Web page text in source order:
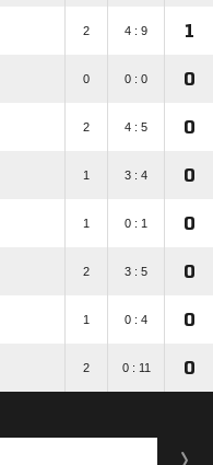
2 4 : 9 1
0 0 : 0 0
2 4 : 5 0
1 3 : 4 0
1 0 : 1 0
2 3 : 5 0
1 0 : 4 0
2 0 : 11 0